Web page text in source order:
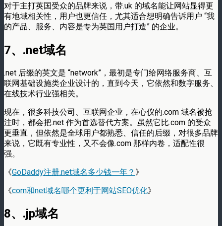
对于主打英国受众的品牌来说，带.uk 的域名能让网站显得更
有地域相关性，用户也更信任，尤其适合想明确告诉用户 “我
的产品、服务、内容是专为英国用户打造” 的企业。
7、.net域名
.net 后缀的英文是 “network”，最初是专门给网络服务商、互
联网基础设施类企业设计的，直到今天，它依然和数字服务、
在线技术行业强相关。
现在，很多科技公司、互联网企业，在心仪的.com 域名被抢
注时，都会把.net 作为首选替代方案。虽然它比.com 的受众
更垂直，但依然是全球用户都熟悉、信任的后缀，对很多品牌
来说，它既有专业性，又不会像.com 那样内卷，适配性很
强。
《GoDaddy注册.net域名多少钱一年？ 》
《com和net域名哪个更利于网站SEO优化》
8、.jp域名